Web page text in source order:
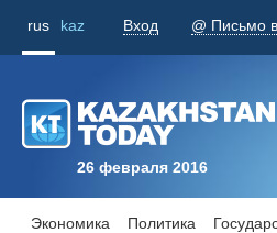
rus kaz Вход @ Письмо
26 февраля 2016
Экономика Политика